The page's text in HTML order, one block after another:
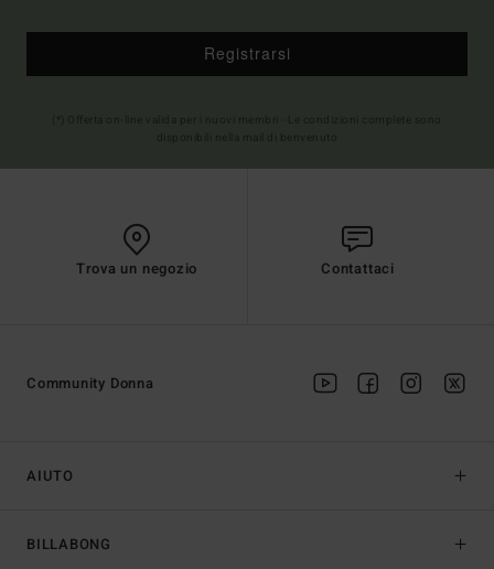
Registrarsi
Trova un negozio Contattaci
AIUTO
BILLABONG
Community Donna